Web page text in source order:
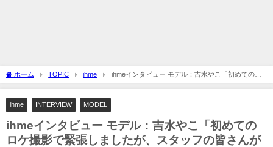
ホーム TOPIC ihme
ihmeインタビュー モデル：吉水やこ「初めてのロ
ケ撮影で緊張しましたが、スタッフの皆さんがとても優しくて、楽しんで撮影するこ
ihme
INTERVIEW MODEL
ihmeインタビュー モデル：吉水やこ「初めての
ロケ撮影で緊張しましたが、スタッフの皆さんが